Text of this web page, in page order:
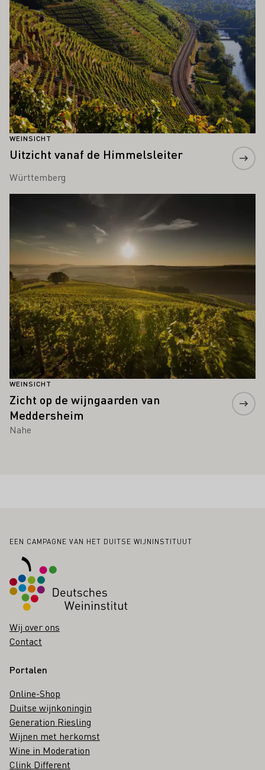
WEINSICHT
Uitzicht vanaf de Himmelsleiter
Württemberg
WEINSICHT
Zicht op de wijngaarden van
Meddersheim
Nahe
Voettekst
EEN CAMPAGNE VAN HET DUITSE WIJNINSTITUUT
Wij over ons
Contact
Portalen
Online-Shop
Duitse wijnkoningin
Generation Riesling
Wijnen met herkomst
Wine in Moderation
Clink Different